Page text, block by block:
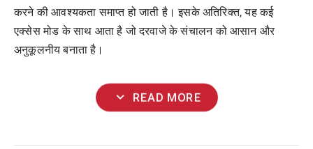
करने की आवश्यकता समाप्त हो जाती है। इसके अतिरिक्त,यह कई
एक्सेस मोड के साथ आता है जो दरवाजे के संचालन को आसान और
अनुकूलनीय बनाता है।
expand_more READ MORE